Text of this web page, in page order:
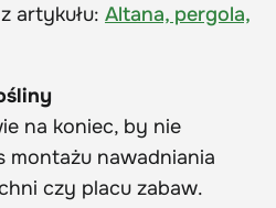
artykułu: Altana, pergola,
na koniec, by nie
montażu nawadniania
czy placu zabaw.